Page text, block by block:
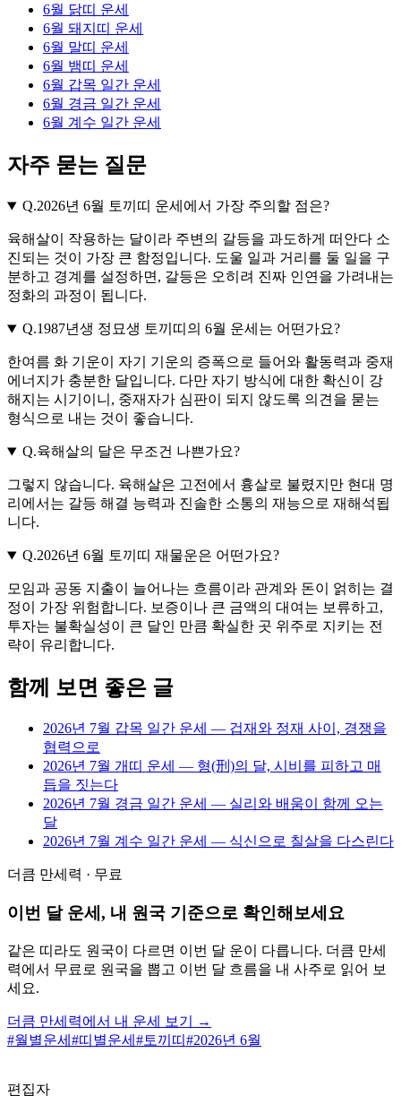
6월 닭띠 운세
6월 돼지띠 운세
6월 말띠 운세
6월 뱀띠 운세
6월 갑목 일간 운세
6월 경금 일간 운세
6월 계수 일간 운세
자주 묻는 질문
Q.2026년 6월 토끼띠 운세에서 가장 주의할 점은?
육해살이 작용하는 달이라 주변의 갈등을 과도하게 떠안다 소
진되는 것이 가장 큰 함정입니다. 도울 일과 거리를 둘 일을 구
분하고 경계를 설정하면, 갈등은 오히려 진짜 인연을 가려내는
정화의 과정이 됩니다.
Q.1987년생 정묘생 토끼띠의 6월 운세는 어떤가요?
한여름 화 기운이 자기 기운의 증폭으로 들어와 활동력과 중재
에너지가 충분한 달입니다. 다만 자기 방식에 대한 확신이 강
해지는 시기이니, 중재자가 심판이 되지 않도록 의견을 묻는
형식으로 내는 것이 좋습니다.
Q.육해살의 달은 무조건 나쁜가요?
그렇지 않습니다. 육해살은 고전에서 흉살로 불렸지만 현대 명
리에서는 갈등 해결 능력과 진솔한 소통의 재능으로 재해석됩
니다.
Q.2026년 6월 토끼띠 재물운은 어떤가요?
모임과 공동 지출이 늘어나는 흐름이라 관계와 돈이 얽히는 결
정이 가장 위험합니다. 보증이나 큰 금액의 대여는 보류하고,
투자는 불확실성이 큰 달인 만큼 확실한 곳 위주로 지키는 전
략이 유리합니다.
함께 보면 좋은 글
2026년 7월 갑목 일간 운세 — 겁재와 정재 사이, 경쟁을
협력으로
2026년 7월 개띠 운세 — 형(刑)의 달, 시비를 피하고 매
듭을 짓는다
2026년 7월 경금 일간 운세 — 실리와 배움이 함께 오는
달
2026년 7월 계수 일간 운세 — 식신으로 칠살을 다스린다
더큼 만세력 · 무료
이번 달 운세, 내 원국 기준으로 확인해보세요
같은 띠라도 원국이 다르면 이번 달 운이 다릅니다. 더큼 만세
력에서 무료로 원국을 뽑고 이번 달 흐름을 내 사주로 읽어 보
세요.
더큼 만세력에서 내 운세 보기 →
#월별운세 #띠별운세 #토끼띠 #2026년 6월
편집자